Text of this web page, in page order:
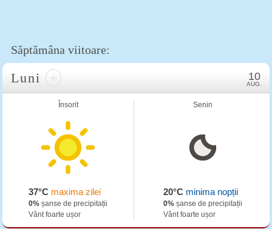
Săptămâna viitoare:
Luni + 10
AUG.
Însorit
37°C maxima zilei
0% șanse de precipitații
Vânt foarte ușor
Senin
20°Cminima nopții
0%șanse de precipitații
Vânt foarte ușor